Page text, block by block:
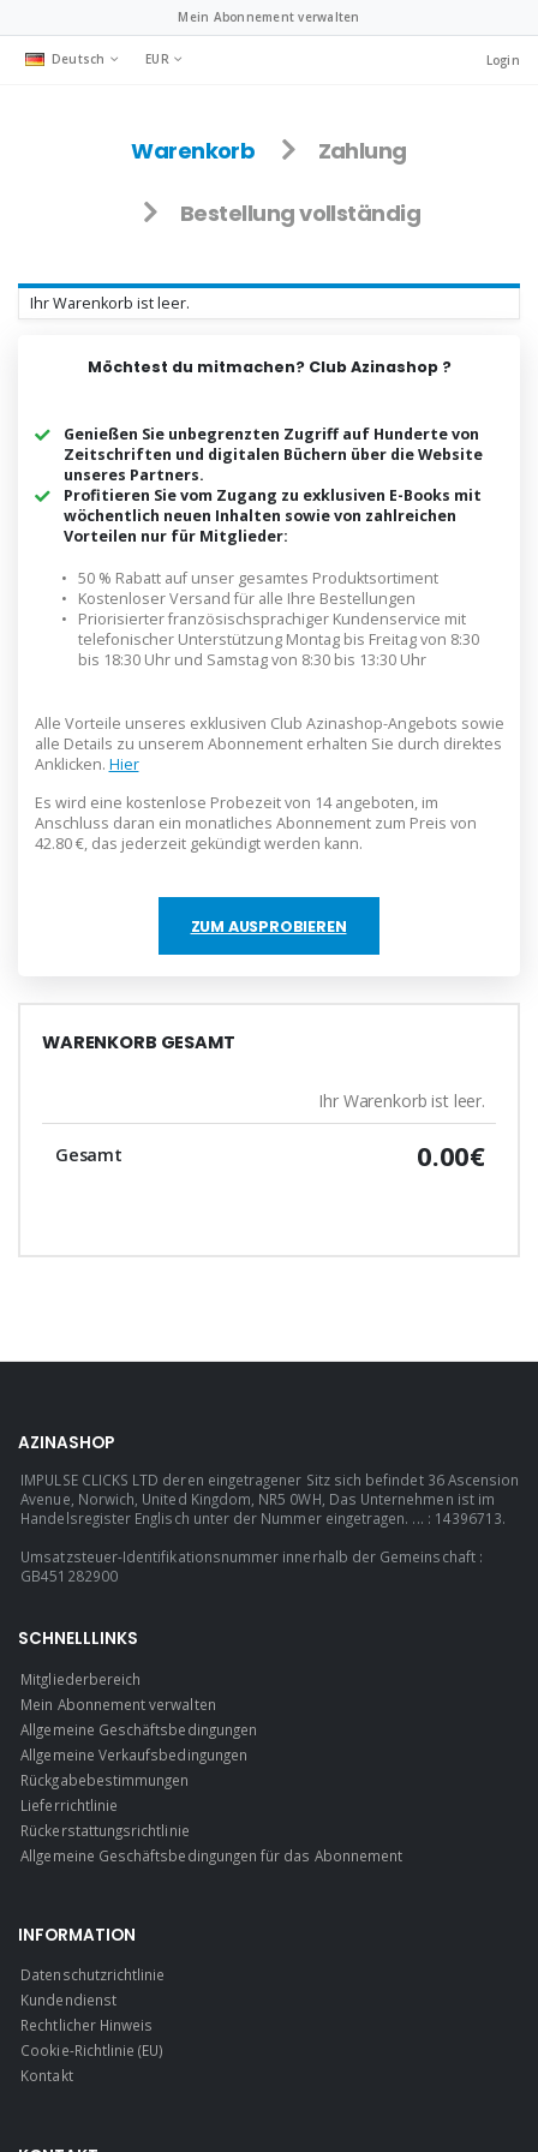
Mein Abonnement verwalten
Deutsch EUR Login
Warenkorb Zahlung
Bestellung vollständig
Ihr Warenkorb ist leer.
Möchtest du mitmachen? Club Azinashop ?
Genießen Sie unbegrenzten Zugriff auf Hunderte von
Zeitschriften und digitalen Büchern über die Website
unseres Partners.
Profitieren Sie vom Zugang zu exklusiven E-Books mit
wöchentlich neuen Inhalten sowie von zahlreichen
Vorteilen nur für Mitglieder:
• 50 % Rabatt auf unser gesamtes Produktsortiment
•
Kostenloser Versand für alle Ihre Bestellungen
•
Priorisierter französischsprachiger Kundenservice mit
telefonischer Unterstützung Montag bis Freitag von 8:30
bis 18:30 Uhr und Samstag von 8:30 bis 13:30 Uhr
Alle Vorteile unseres exklusiven Club Azinashop-Angebots sowie
alle Details zu unserem Abonnement erhalten Sie durch direktes
Anklicken. Hier
Es wird eine kostenlose Probezeit von 14 angeboten, im
Anschluss daran ein monatliches Abonnement zum Preis von
42.80 €, das jederzeit gekündigt werden kann.
ZUM AUSPROBIEREN
WARENKORB GESAMT
Ihr Warenkorb ist leer.
Gesamt 0.00€
AZINASHOP
IMPULSE CLICKS LTD deren eingetragener Sitz sich befindet 36 Ascension
Avenue, Norwich, United Kingdom, NR5 0WH, Das Unternehmen ist im
Handelsregister Englisch unter der Nummer eingetragen. ... : 14396713.
Umsatzsteuer-Identifikationsnummer innerhalb der Gemeinschaft :
GB451282900
SCHNELLLINKS
Mitgliederbereich
Mein Abonnement verwalten
Allgemeine Geschäftsbedingungen
Allgemeine Verkaufsbedingungen
Rückgabebestimmungen
Lieferrichtlinie
Rückerstattungsrichtlinie
Allgemeine Geschäftsbedingungen für das Abonnement
INFORMATION
Datenschutzrichtlinie
Kundendienst
Rechtlicher Hinweis
Cookie-Richtlinie (EU)
Kontakt